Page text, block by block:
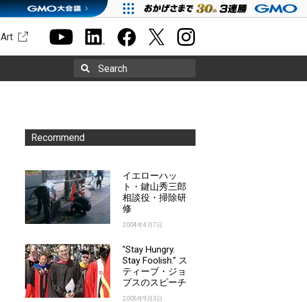
Art
Search
Recommend
イエローハッ
ト・鍵山秀三郎
相談役・掃除研
修
2004年4月7日
"Stay Hungry.
Stay Foolish." ス
ティーブ・ジョ
ブスのスピーチ
2005年9月3日